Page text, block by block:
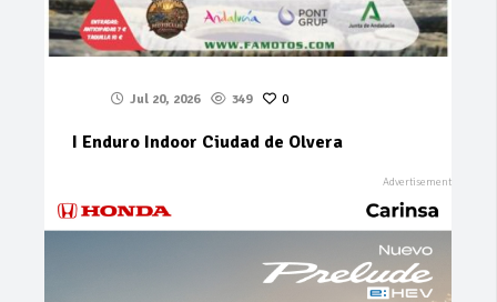
Jul 20, 2026 349 0
I Enduro Indoor Ciudad de Olvera